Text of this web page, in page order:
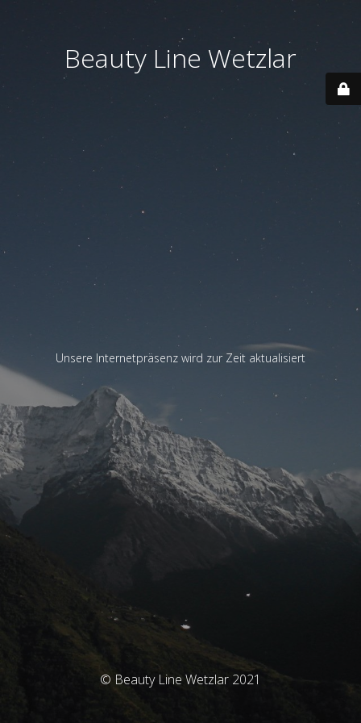
Beauty Line Wetzlar
Unsere Internetpräsenz wird zur Zeit aktualisiert
© Beauty Line Wetzlar 2021